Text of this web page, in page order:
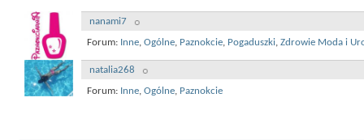
nanami7
Forum: Inne, Ogólne, Paznokcie, Pogaduszki, Zdrowie Moda i
natalia268
Forum: Inne, Ogólne, Paznokcie